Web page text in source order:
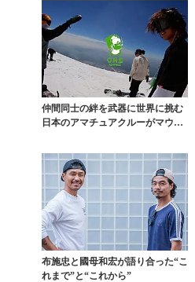
仲間同士の絆を武器に世界に挑む
日本のアマチュアクルーがマウン
布施忠と國母和宏が語り合った“こ
れまで”と“これから”